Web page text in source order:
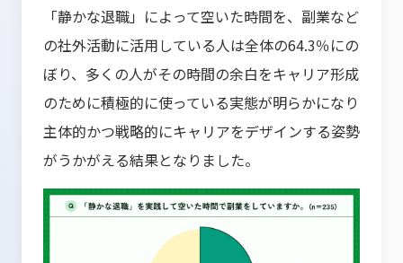
「静かな退職」によって空いた時間を、副業など
の社外活動に活用している人は全体の64.3％にの
ぼり、多くの人がその時間の余白をキャリア形成
のために積極的に使っている実態が明らかになり
主体的かつ戦略的にキャリアをデザインする姿勢
がうかがえる結果となりました。